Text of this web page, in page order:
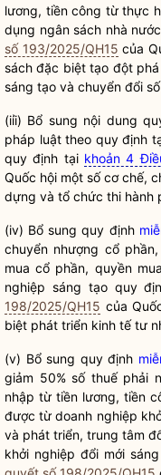
lương, tiền công từ thực
dụng ngân sách nhà nước
số 193/2025/QH15 của
sách đặc biệt tạo đột
sáng tạo và chuyển đổi số
(iỉi) Bổ sung nội dung
pháp luậttheo quy định
quy định tại khoản 4
Quốc hội một số cơ chế,
dựng và tổ chức thi hành
(iv) Bổ sung quy định
chuyển nhượng cổ
mua cổ phần, quyền
nghiệp sáng tạo quy
198/2025/QH15 của
biệt phát triển kinh tế tư
(v) Bổ sung quy định
giảm 50% số thuế phải
nhập từ tiền lương, tiền
được từ doanh nghiệp
và phát triển, trung tâm
khởi nghiệp đổi mới